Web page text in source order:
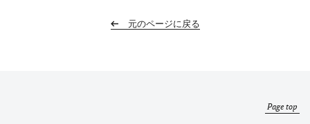
元のページに戻る
Page top